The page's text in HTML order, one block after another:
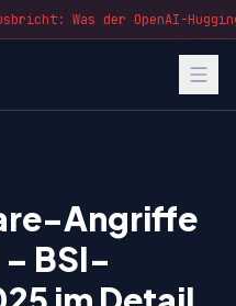
Was der OpenAI-
Angriffe
BSI-